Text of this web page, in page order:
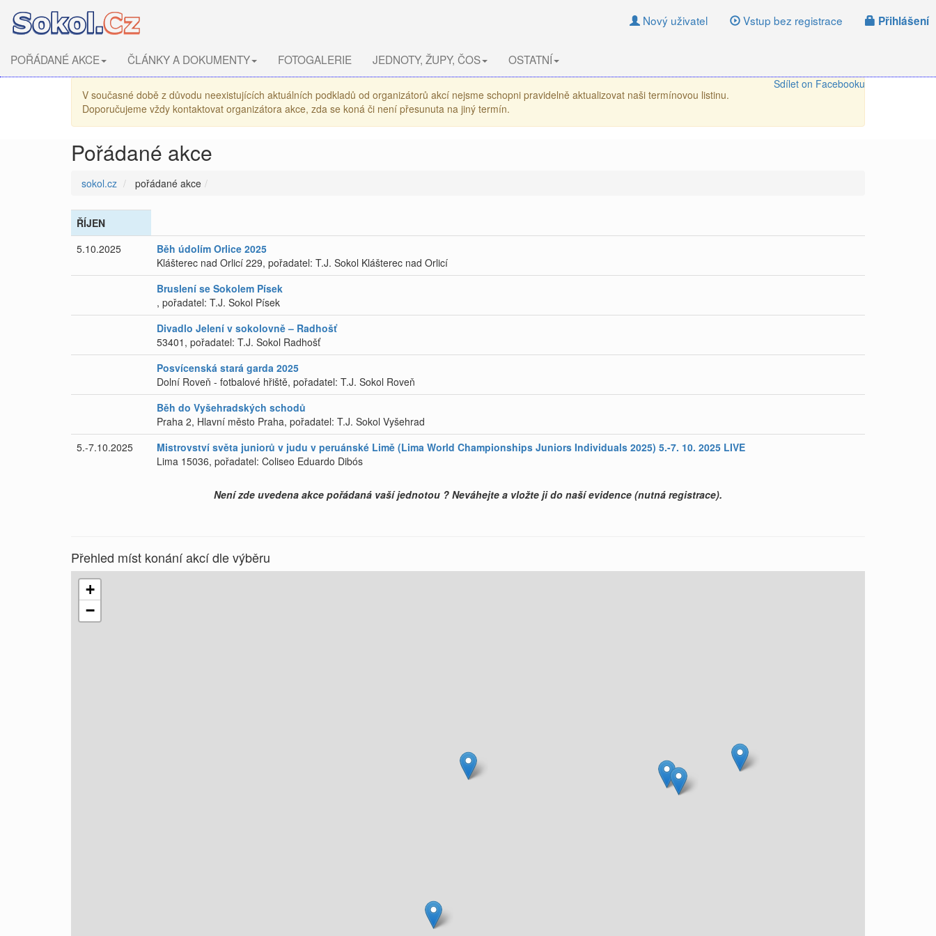
Nový uživatel Vstup bez registrace Přihlášení
POŘÁDANÉ AKCE ČLÁNKY A DOKUMENTY FOTOGALERIE JEDNOTY, ŽUPY, ČOS OSTATNÍ
Sdílet on Facebooku
V současné době z důvodu neexistujících aktuálních podkladů od organizátorů akcí nejsme schopni pravidelně aktualizovat naši termínovou listinu.
Doporučujeme vždy kontaktovat organizátora akce, zda se koná či není přesunuta na jiný termín.
Pořádané akce
sokol.cz pořádané akce
ŘÍJEN
5.10.2025
Běh údolím Orlice 2025
Klášterec nad Orlicí 229, pořadatel: T.J. Sokol Klášterec nad Orlicí
Bruslení se Sokolem Písek
, pořadatel: T.J. Sokol Písek
Divadlo Jelení v sokolovně – Radhošť
53401, pořadatel: T.J. Sokol Radhošť
Posvícenská stará garda 2025
Dolní Roveň - fotbalové hřiště, pořadatel: T.J. Sokol Roveň
Běh do Vyšehradských schodů
Praha 2, Hlavní město Praha, pořadatel: T.J. Sokol Vyšehrad
5.-7.10.2025
Mistrovství světa juniorů v judu v peruánské Limě (Lima World Championships Juniors Individuals 2025) 5.-7. 10. 2025 LIVE
Lima 15036, pořadatel: Coliseo Eduardo Dibós
Není zde uvedena akce pořádaná vaší jednotou ? Neváhejte a vložte ji do naší evidence (nutná registrace).
Přehled míst konání akcí dle výběru
+
−